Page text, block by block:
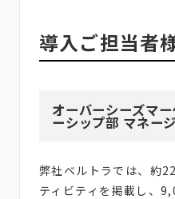
導入ご担当者
オーバーシーズマ
ーシップ部 マネー
弊社ベルトラでは、約
ティビティを掲載し、